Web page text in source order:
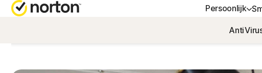
Persoonlijk
ALL-IN-
Norton
HULP KRIJGEN
Klantenservice